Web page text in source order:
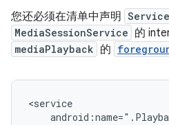
您还必须在清单中声明 Service
MediaSessionService 的
mediaPlayback 的